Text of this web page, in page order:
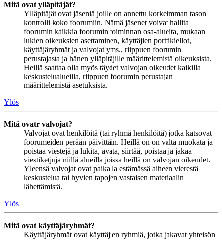
Mitä ovat ylläpitäjät?
Ylläpitäjät ovat jäseniä joille on annettu korkeimman tason
kontrolli koko foorumiin. Nämä jäsenet voivat hallita
foorumin kaikkia foorumin toiminnan osa-alueita, mukaan
lukien oikeuksien asettaminen, käyttäjien porttikiellot,
käyttäjäryhmät ja valvojat yms., riippuen foorumin
perustajasta ja hänen ylläpitäjille määrittelemistä oikeuksista.
Heillä saattaa olla myös täydet valvojan oikeudet kaikilla
keskustelualueilla, riippuen foorumin perustajan
määrittelemistä asetuksista.
Ylös
Mitä ovatr valvojat?
Valvojat ovat henkilöitä (tai ryhmä henkilöitä) jotka katsovat
foorumeiden perään päivittäin. Heillä on on valta muokata ja
poistaa viestejä ja lukita, avata, siirtää, poistaa ja jakaa
viestiketjuja niillä alueilla joissa heillä on valvojan oikeudet.
Yleensä valvojat ovat paikalla estämässä aiheen vierestä
keskustelua tai hyvien tapojen vastaisen materiaalin
lähettämistä.
Ylös
Mitä ovat käyttäjäryhmät?
Käyttäjäryhmät ovat käyttäjien ryhmiä, jotka jakavat yhteisön